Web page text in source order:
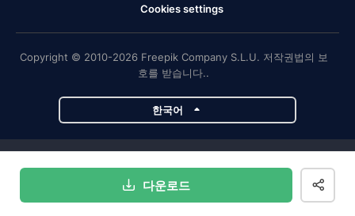
다운로드
Cookies settings
Copyright © 2010-2026 Freepik Company S.L.U. 저작권법의 보
호를 받습니다..
한국어
Magnific Flaticon